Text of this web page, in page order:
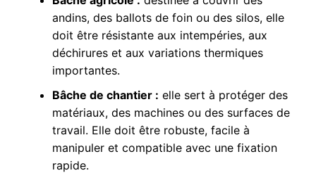
andins, des ballots de foin ou des silos, elle
doit être résistante aux intempéries, aux
déchirures et aux variations thermiques
importantes.
Bâche de chantier : elle sert à protéger des
matériaux, des machines ou des surfaces de
travail. Elle doit être robuste, facile à
manipuler et compatible avec une fixation
rapide.